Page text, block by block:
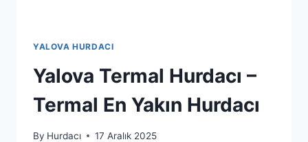
YALOVA HURDACI
Yalova Termal Hurdacı –
Termal En Yakın Hurdacı
By Hurdacı 17 Aralık 2025